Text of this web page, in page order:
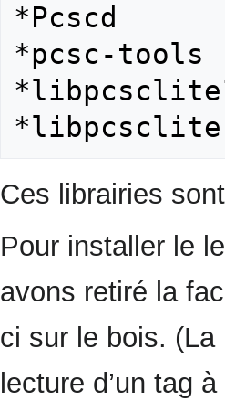
*Pcscd
*pcsc-tools
Ces librairies
Pour installer le
avons retiré la
ci sur le bois.
lecture d’un tag